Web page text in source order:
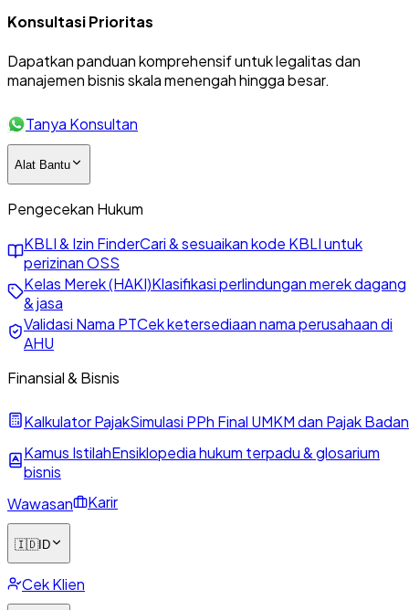
Konsultasi Prioritas
Dapatkan panduan komprehensif untuk legalitas dan
manajemen bisnis skala menengah hingga besar.
Tanya Konsultan
Alat Bantu
Pengecekan Hukum
KBLI & Izin FinderCari & sesuaikan kode KBLI untuk
perizinan OSS
Kelas Merek (HAKI)Klasifikasi perlindungan merek dagang
& jasa
Validasi Nama PTCek ketersediaan nama perusahaan di
AHU
Finansial & Bisnis
Kalkulator PajakSimulasi PPh Final UMKM dan Pajak Badan
Kamus IstilahEnsiklopedia hukum terpadu & glosarium
bisnis
Wawasan
Karir
🇮🇩ID
Cek Klien